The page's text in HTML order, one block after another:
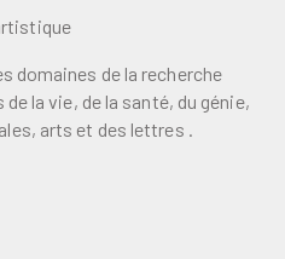
domaines de la recherche
la vie, de la santé, du génie,
arts et des lettres .